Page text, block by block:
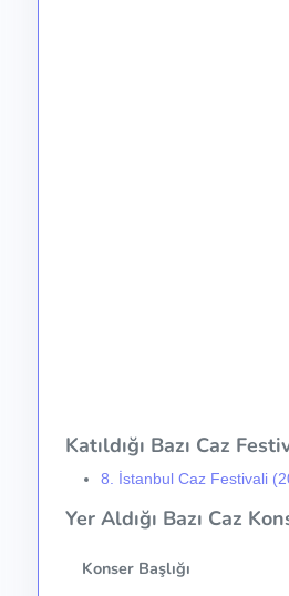
Katıldığı Bazı Caz
8. İstanbul Caz Festivali
Yer Aldığı Bazı Caz
Konser Başlığı